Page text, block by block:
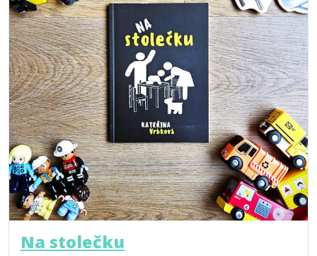
Na stolečku